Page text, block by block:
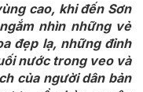
cao, khi đến Sơn
nhìn những vẻ
đẹp lạ, những đỉnh
nước trong veo và
của người dân bản